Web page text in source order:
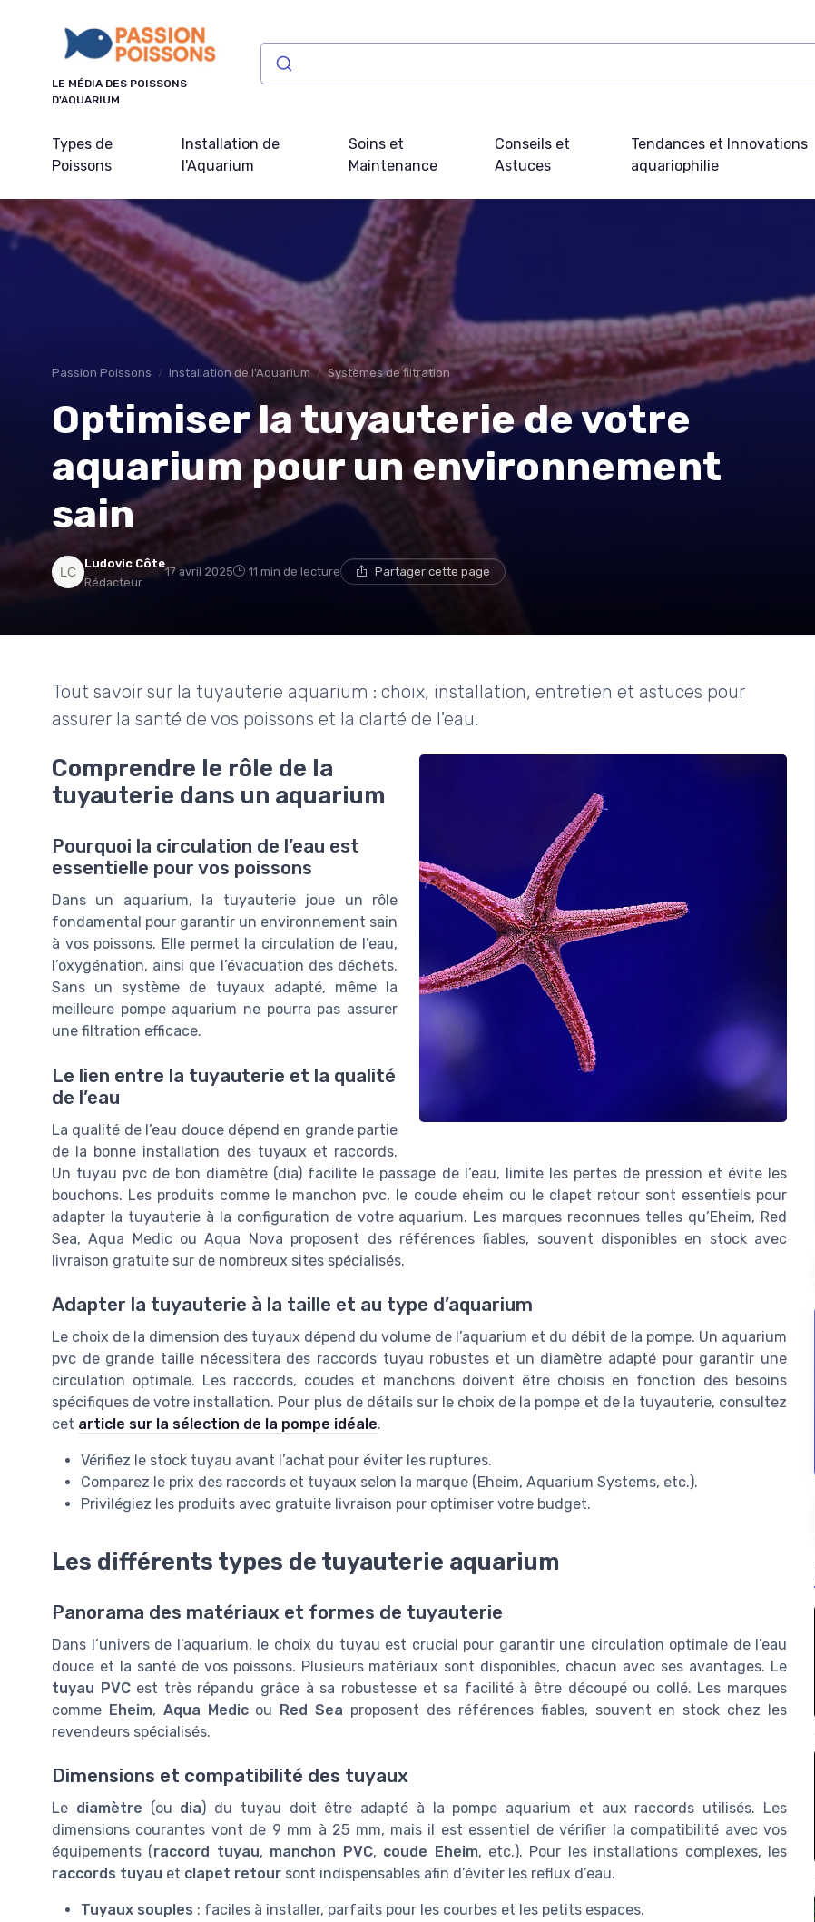
LE MÉDIA DES POISSONS
D'AQUARIUM
Types de
Poissons
Installation de
l'Aquarium
Soins et
Maintenance
Conseils et
Astuces
Tendances et Innovations
aquariophilie
Passion Poissons Installation de l'Aquarium Systèmes de filtration
Optimiser la tuyauterie de votre
aquarium pour un environnement
sain
Ludovic Côte
Rédacteur
17 avril 2025 11 min de lecture Partager cette page
Tout savoir sur la tuyauterie aquarium : choix, installation, entretien et astuces pour
assurer la santé de vos poissons et la clarté de l'eau.
Comprendre le rôle de la
tuyauterie dans un aquarium
Pourquoi la circulation de l’eau est
essentielle pour vos poissons
Dans un aquarium, la tuyauterie joue un rôle
fondamental pour garantir un environnement sain
à vos poissons. Elle permet la circulation de l’eau,
l’oxygénation, ainsi que l’évacuation des déchets.
Sans un système de tuyaux adapté, même la
meilleure pompe aquarium ne pourra pas assurer
une filtration efficace.
Le lien entre la tuyauterie et la qualité
de l’eau
La qualité de l’eau douce dépend en grande partie
de la bonne installation des tuyaux et raccords.
Un tuyau pvc de bon diamètre (dia) facilite le passage de l’eau, limite les pertes de pression et évite les
bouchons. Les produits comme le manchon pvc, le coude eheim ou le clapet retour sont essentiels pour
adapter la tuyauterie à la configuration de votre aquarium. Les marques reconnues telles qu’Eheim, Red
Sea, Aqua Medic ou Aqua Nova proposent des références fiables, souvent disponibles en stock avec
livraison gratuite sur de nombreux sites spécialisés.
Adapter la tuyauterie à la taille et au type d’aquarium
Le choix de la dimension des tuyaux dépend du volume de l’aquarium et du débit de la pompe. Un aquarium
pvc de grande taille nécessitera des raccords tuyau robustes et un diamètre adapté pour garantir une
circulation optimale. Les raccords, coudes et manchons doivent être choisis en fonction des besoins
spécifiques de votre installation. Pour plus de détails sur le choix de la pompe et de la tuyauterie, consultez
cet article sur la sélection de la pompe idéale.
Vérifiez le stock tuyau avant l’achat pour éviter les ruptures.
Comparez le prix des raccords et tuyaux selon la marque (Eheim, Aquarium Systems, etc.).
Privilégiez les produits avec gratuite livraison pour optimiser votre budget.
Les différents types de tuyauterie aquarium
Panorama des matériaux et formes de tuyauterie
Dans l’univers de l’aquarium, le choix du tuyau est crucial pour garantir une circulation optimale de l’eau
douce et la santé de vos poissons. Plusieurs matériaux sont disponibles, chacun avec ses avantages. Le
tuyau PVCest très répandu grâce à sa robustesse et sa facilité à être découpé ou collé. Les marques
comme Eheim, Aqua Medicou Red Sea proposent des références fiables, souvent en stock chez les
revendeurs spécialisés.
Dimensions et compatibilité des tuyaux
Le diamètre (ou dia) du tuyau doit être adapté à la pompe aquarium et aux raccords utilisés. Les
dimensions courantes vont de 9 mm à 25 mm, mais il est essentiel de vérifier la compatibilité avec vos
équipements (raccord tuyau, manchon PVC, coude Eheim, etc.). Pour les installations complexes, les
raccords tuyau et clapet retour sont indispensables afin d’éviter les reflux d’eau.
Tuyaux souples : faciles à installer, parfaits pour les courbes et les petits espaces.